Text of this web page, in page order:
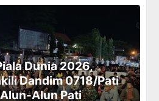
Dunia 2026,
Dandim 0718/Pati
Alun Pati